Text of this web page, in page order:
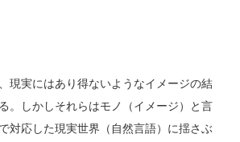
現実にはあり得ないようなイメージの結
。しかしそれらはモノ（イメージ）と言
対応した現実世界（自然言語）に揺さぶ